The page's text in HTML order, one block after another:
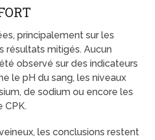
principalement sur les
résultats mitigés. Aucun
observé sur des indicateurs
le pH du sang, les niveaux
de sodium ou encore les
CPK.
les conclusions restent